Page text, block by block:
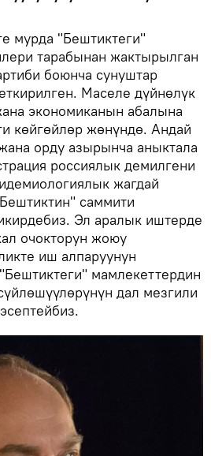
мурда "Бештиктеги"
тарабынан жактырылган
боюнча сунуштар
Маселе дүйнөлүк
экономиканын абалына
көйгөйлөр жөнүндө. Андай
орду азырынча аныктала
россиялык демилгени
жагдай
саммити
Эл аралык иштерде
очокторун жоюу
иш алпаруунун
мамлекеттердин
дал мезгили